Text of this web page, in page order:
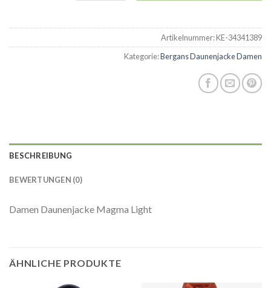
Artikelnummer:KE-34341389
Kategorie:Bergans Daunenjacke Damen
BESCHREIBUNG
BEWERTUNGEN (0)
Damen Daunenjacke Magma Light
ÄHNLICHE PRODUKTE